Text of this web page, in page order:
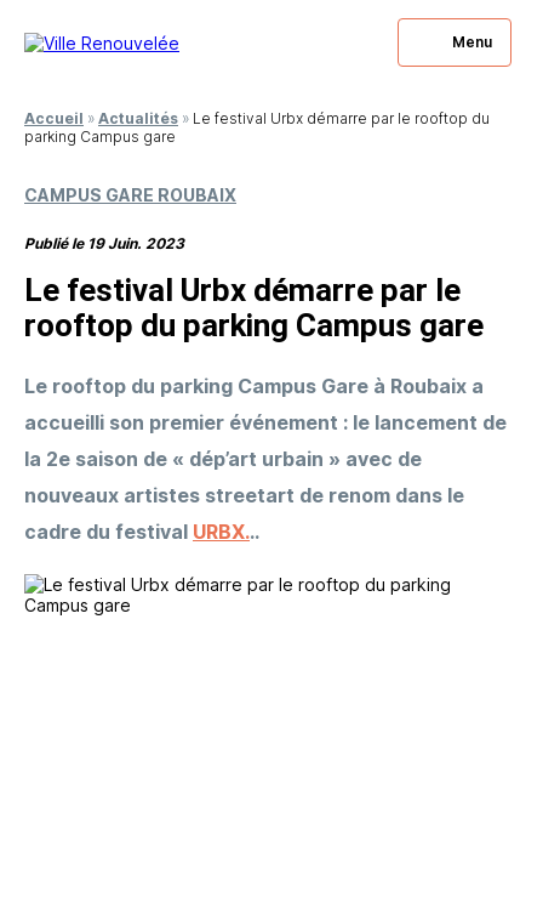
Menu
Accueil » Actualités » Le festival Urbx démarre par le rooftop du
parking Campus gare
CAMPUS GARE ROUBAIX
Publié le 19 Juin. 2023
Le festival Urbx démarre par le
rooftop du parking Campus gare
Le rooftop du parking Campus Gare à Roubaix a
accueilli son premier événement : le lancement de
la 2e saison de « dép’art urbain » avec de
nouveaux artistes streetart de renom dans le
cadre du festival URBX...